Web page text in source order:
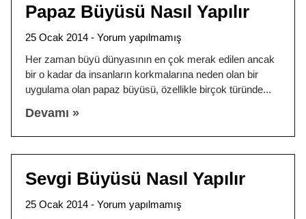
Papaz Büyüsü Nasıl Yapılır
25 Ocak 2014
Yorum yapılmamış
Her zaman büyü dünyasının en çok merak edilen ancak
bir o kadar da insanların korkmalarına neden olan bir
uygulama olan papaz büyüsü, özellikle birçok türünde
Devamı »
Sevgi Büyüsü Nasıl Yapılır
25 Ocak 2014
Yorum yapılmamış